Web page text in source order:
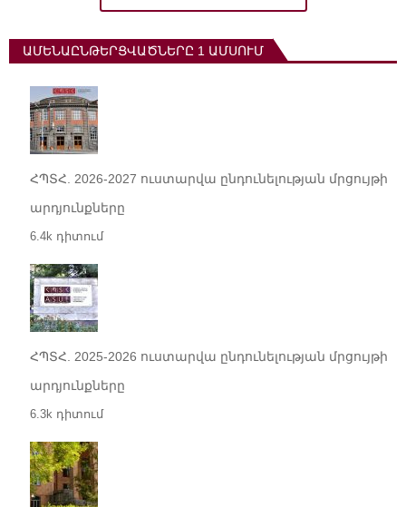
ԱՄԵՆԱԸՆԹԵՐՑՎԱԾՆԵՐԸ 1 ԱՄՍՈՒՄ
ՀՊՏՀ. 2026-2027 ուստարվա ընդունելության մրցույթի
արդյունքները
6.4k դիտում
ՀՊՏՀ. 2025-2026 ուստարվա ընդունելության մրցույթի
արդյունքները
6.3k դիտում